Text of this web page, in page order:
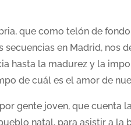
que como telón de
en Madrid, nos
hasta la madurez y la
de cuál es el amor de
gente joven, que cuenta
natal, para asistir a la